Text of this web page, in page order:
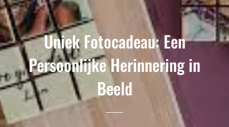
Uniek Fotocadeau: Een
Persoonlijke Herinnering in
Beeld